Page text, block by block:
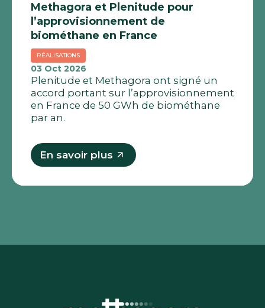
Methagora et Plenitude pour
l’approvisionnement de
biométhane en France
RÉALISATIONS
03 Oct 2026
Plenitude et Methagora ont signé un
accord portant sur l’approvisionnement
en France de 50 GWh de biométhane
par an.
En savoir plus